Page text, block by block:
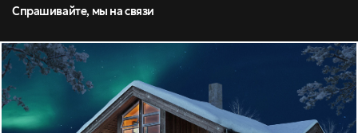
Спрашивайте, мы на связи